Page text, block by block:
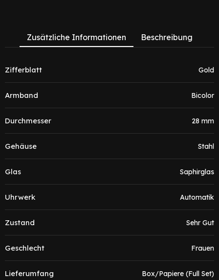
Zusätzliche Informationen Beschreibung
Zifferblatt Gold
Armband Bicolor
Durchmesser 28 mm
Gehäuse Stahl
Glas Saphirglas
Uhrwerk Automatik
Zustand Sehr Gut
Geschlecht Frauen
Lieferumfang Box/Papiere (Full Set)